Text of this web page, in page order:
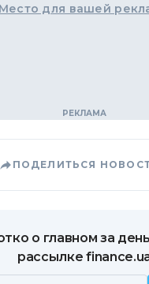
Место для вашей
ПОДЕЛИТЬСЯ
о главном за
рассылке